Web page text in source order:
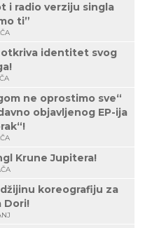
i radio verziju singla
ti”
otkriva identitet svog
ne oprostimo sve“
objavljenog EP-ija
Krune Jupitera!
koreografiju za
Dori!